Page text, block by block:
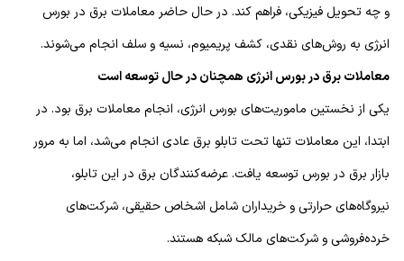
و چه تحویل فیزیکی، فراهم کند. در حال حاضر معاملات برق در بورس
انرژی به روش‌های نقدی، کشف پریمیوم، نسیه و سلف انجام می‌شوند.
معاملات برق در بورس انرژی همچنان در حال توسعه است
یکی از نخستین ماموریت‌های بورس انرژی، انجام معاملات برق بود. در
ابتدا، این معاملات تنها تحت تابلو برق عادی انجام می‌شد، اما به مرور
بازار برق در بورس توسعه یافت. عرضه‌کنندگان برق در این تابلو،
نیروگاه‌های حرارتی و خریداران شامل اشخاص حقیقی، شرکت‌های
خرده‌فروشی و شرکت‌های مالک شبکه هستند.